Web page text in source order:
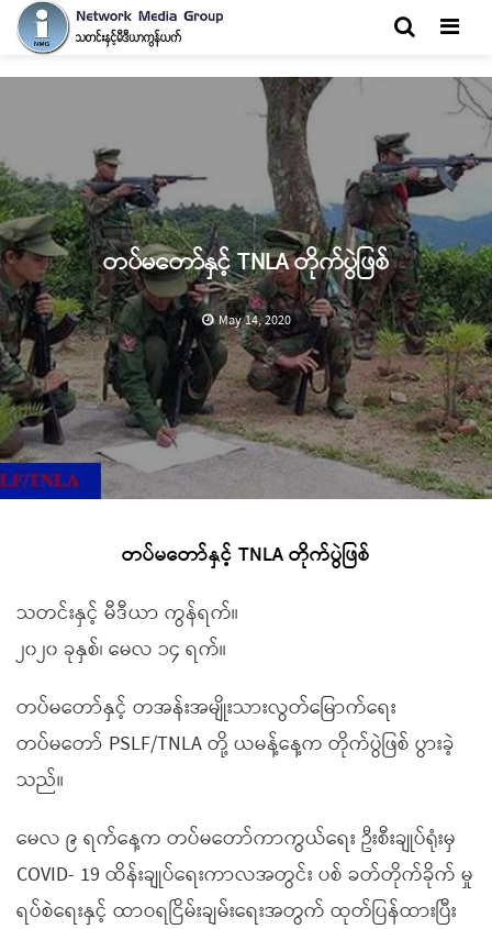
တပ်မတော်နှင့် TNLA တိုက်ပွဲဖြစ်
May 14, 2020
တပ်မတော်နှင့် TNLA တိုက်ပွဲဖြစ်
သတင်းနှင့် မီဒီယာ ကွန်ရက်။
၂၀၂၀ ခုနှစ်၊ မေလ ၁၄ ရက်။
တပ်မတော်နှင့် တအန်းအမျိုးသားလွတ်မြောက်ရေး
တပ်မတော် PSLF/TNLA တို့ ယမန့်နေ့က တိုက်ပွဲဖြစ် ပွားခဲ့
သည်။
မေလ ၉ ရက်နေ့က တပ်မတော်ကာကွယ်ရေး ဦးစီးချုပ်ရုံးမှ
COVID- 19 ထိန်းချုပ်ရေးကာလအတွင်း ပစ် ခတ်တိုက်ခိုက် မှု
ရပ်စဲရေးနှင့် ထာဝရငြိမ်းချမ်းရေးအတွက် ထုတ်ပြန်ထားပြီး